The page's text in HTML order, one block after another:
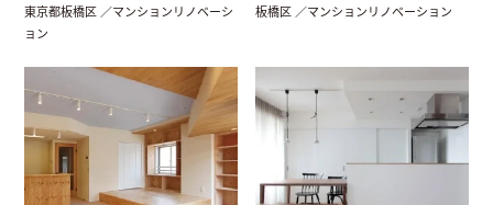
東京都板橋区 ／マンションリノベーシ
ョン
板橋区 ／マンションリノベーション